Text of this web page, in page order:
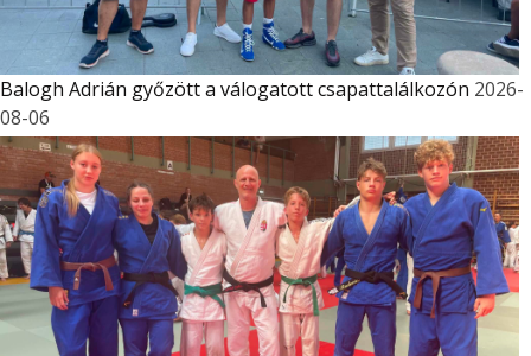
Balogh Adrián győzött a válogatott csapattalálkozón 2026-
08-06